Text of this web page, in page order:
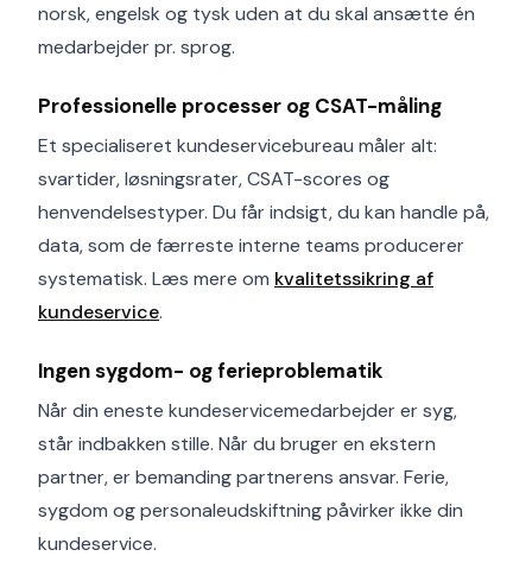
norsk, engelsk og tysk uden at du skal ansætte én
medarbejder pr. sprog.
Professionelle processer og CSAT-måling
Et specialiseret kundeservicebureau måler alt:
svartider, løsningsrater, CSAT-scores og
henvendelsestyper. Du får indsigt, du kan handle på,
data, som de færreste interne teams producerer
systematisk. Læs mere om kvalitetssikring af
kundeservice.
Ingen sygdom- og ferieproblematik
Når din eneste kundeservicemedarbejder er syg,
står indbakken stille. Når du bruger en ekstern
partner, er bemanding partnerens ansvar. Ferie,
sygdom og personaleudskiftning påvirker ikke din
kundeservice.